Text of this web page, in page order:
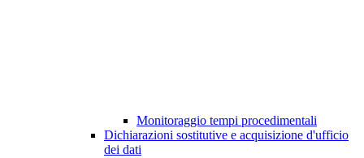
Monitoraggio tempi procedimentali
Dichiarazioni sostitutive e acquisizione d'ufficio
dei dati